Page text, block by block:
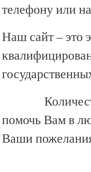
телефону или
Наш сайт – это
помочь Вам в
Ваши